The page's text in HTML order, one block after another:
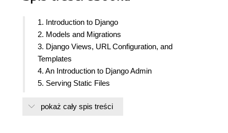
1. Introduction to Django
2. Models and Migrations
3. Django Views, URL Configuration, and
Templates
4. An Introduction to Django Admin
5. Serving Static Files
7. Advanced Form Validation and Model Forms
pokaż cały spis treści